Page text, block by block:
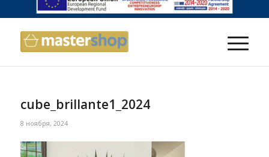
cube_brillante1_2024
8 ноября, 2024